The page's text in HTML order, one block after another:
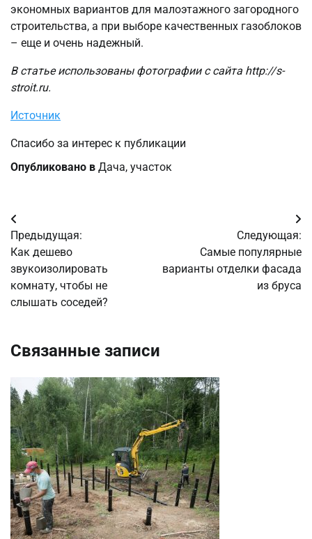
экономных вариантов для малоэтажного загородного
строительства, а при выборе качественных газоблоков
– еще и очень надежный.
В статье использованы фотографии с сайта http://s-
stroit.ru.
Источник
Спасибо за интерес к публикации
Опубликовано в Дача, участок
Навигация
по
записям
Предыдущая:
Как дешево
звукоизолировать
комнату, чтобы не
слышать соседей?
Следующая:
Самые популярные
варианты отделки фасада
из бруса
Связанные записи